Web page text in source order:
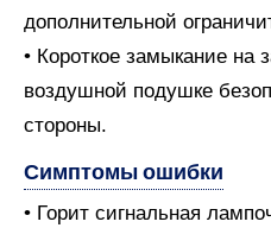
дополнительной
• Короткое замыкание на
воздушной подушке
стороны.
Симптомы ошибки
• Горит сигнальная